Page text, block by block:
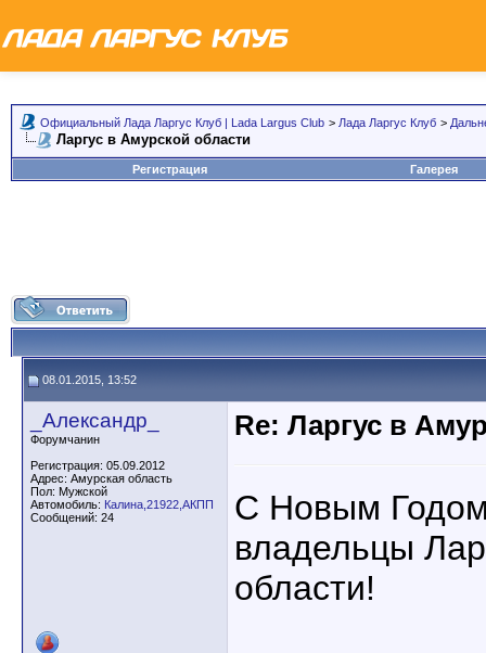
Официальный Лада Ларгус Клуб | Lada Largus Club > Лада Ларгус Клуб >
Ларгус в Амурской области
Регистрация Галерея
08.01.2015, 13:52
_Александр_
Форумчанин
Регистрация: 05.09.2012
Адрес: Амурская область
Пол: Мужской
Автомобиль: Калина,21922,АКПП
Сообщений: 24
Re: Ларгус в
С Новым
владельцы
области!